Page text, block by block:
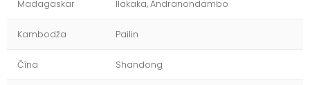
Madagaskar Ilakaka, Andranondambo
Kambodža Pailin
Čína Shandong